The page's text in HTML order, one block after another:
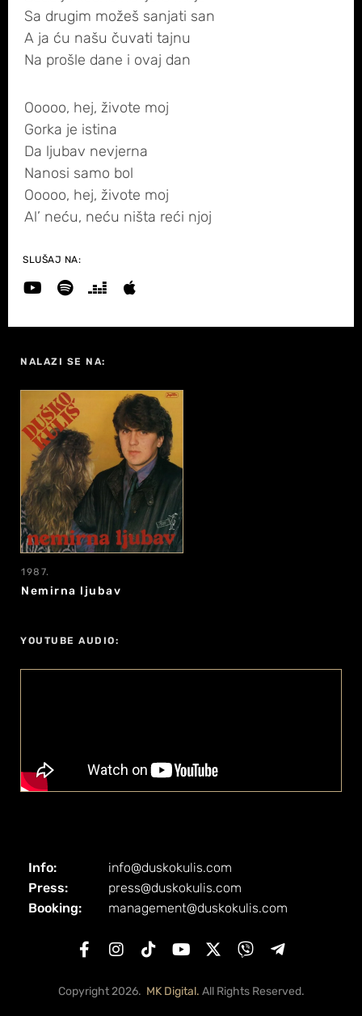
Sa drugim možeš sanjati san
A ja ću našu čuvati tajnu
Na prošle dane i ovaj dan
Ooooo, hej, živote moj
Gorka je istina
Da ljubav nevjerna
Nanosi samo bol
Ooooo, hej, živote moj
Al’ neću, neću ništa reći njoj
SLUŠAJ NA:
NALAZI SE NA:
1987.
Nemirna ljubav
YOUTUBE AUDIO:
Info:
Press:
Booking:
info@duskokulis.com
press@duskokulis.com
management@duskokulis.com
Copyright 2026. MK Digital. All Rights Reserved.